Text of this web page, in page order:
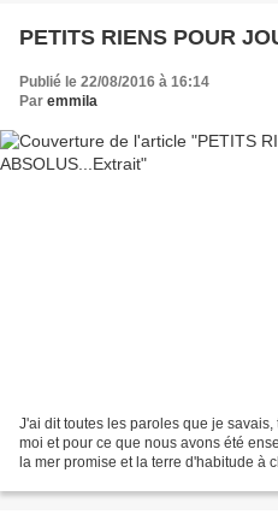
PETITS RIENS POUR
Publié le 22/08/2016 à 16:14
Par emmila
J'ai dit toutes les paroles que je
moi et pour ce que nous avons été
la mer promise et la terre d'habitude à